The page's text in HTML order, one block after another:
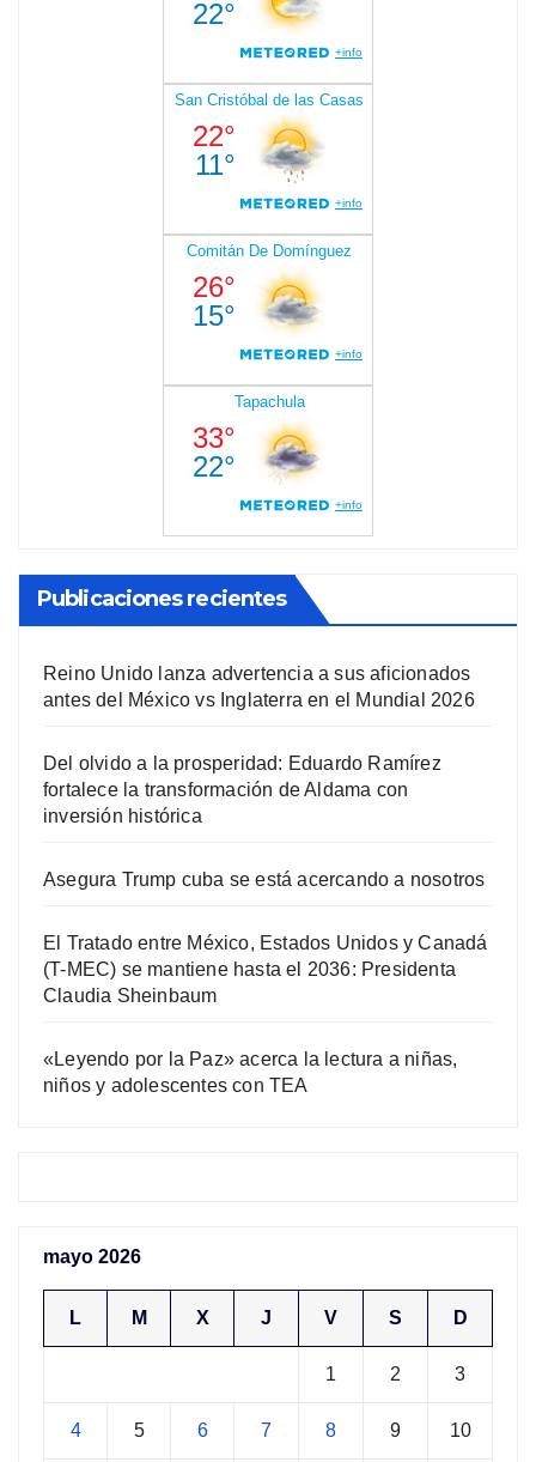
Publicaciones recientes
Reino Unido lanza advertencia a sus aficionados
antes del México vs Inglaterra en el Mundial 2026
Del olvido a la prosperidad: Eduardo Ramírez
fortalece la transformación de Aldama con
inversión histórica
Asegura Trump cuba se está acercando a nosotros
El Tratado entre México, Estados Unidos y Canadá
(T-MEC) se mantiene hasta el 2036: Presidenta
Claudia Sheinbaum
«Leyendo por la Paz» acerca la lectura a niñas,
niños y adolescentes con TEA
mayo 2026
L M X J V S D
1 2 3
4 5 6 7 8 9 10